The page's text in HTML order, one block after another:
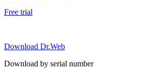
Free trial
Download Dr.Web
Download by serial number